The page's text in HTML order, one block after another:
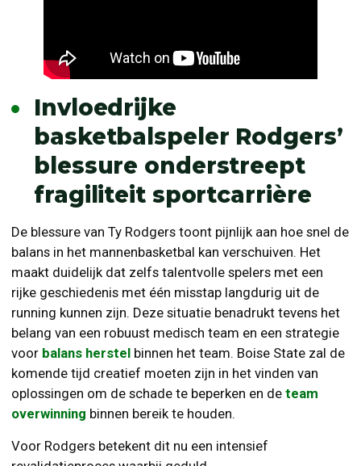
Invloedrijke
basketbalspeler Rodgers’
blessure onderstreept
fragiliteit sportcarrière
De blessure van Ty Rodgers toont pijnlijk aan hoe snel de
balans in het mannenbasketbal kan verschuiven. Het
maakt duidelijk dat zelfs talentvolle spelers met een
rijke geschiedenis met één misstap langdurig uit de
running kunnen zijn. Deze situatie benadrukt tevens het
belang van een robuust medisch team en een strategie
voor balans herstel binnen het team. Boise State zal de
komende tijd creatief moeten zijn in het vinden van
oplossingen om de schade te beperken en de team
overwinning binnen bereik te houden.
Voor Rodgers betekent dit nu een intensief